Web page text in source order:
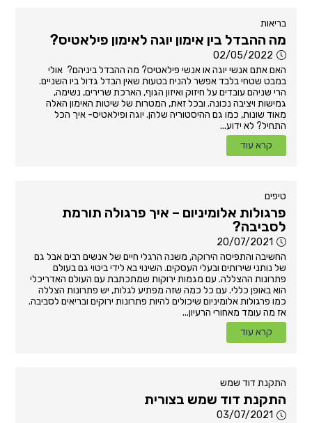
בריאות
מה ההבדל בין אימון יוגה לאימון פילאטיס?
02/05/2022
האם אתם אנשי יוגה או אנשי פילאטיס? מה ההבדל ביניהם? אולי
במבט שטחי בלבד אפשר להניח בטעות שאין הבדל גדול ביו השניים.
הרי שניהם עובדים על חיזוק ואיזון הגוף, הארכת שרירים, נשימה,
גמישות ויציבה נכונה. ובכל זאת, המטרות של שיטות האימון האלה
מאוד שונות, כמו גם ההיסטוריה שלהן. יוגה ופילאטיס- איך הכל
התחיל? לא ידוע...
קרא עוד
טיפים
פרגולות אלומיניום – איך פרגולה תורמת
לסביבה?
20/07/2021
החשיבה והתפיסה הירוקה, משנה הרגלי חיים של אנשים רבים אבל גם
של נותני שירותים ובעלי העסקים. השינוי בא לידי ביטוי גם בעולם
פתרונות ההצללה. עם מגמות ירוקות שמתכתבת עם העולם האדריכלי
הוא באופן כללי. עם כל כמה שזה מפתיע לגלות, יש פתרונות הצללה
כמו פרגולות אלומיניום שיכולים להיות פתרונות ירוקים ובריאים לסביבה.
אז מה עומד מאחורי הרעיון...
קרא עוד
התקנת דוד שמש
התקנת דוד שמש בצורית
03/07/2021